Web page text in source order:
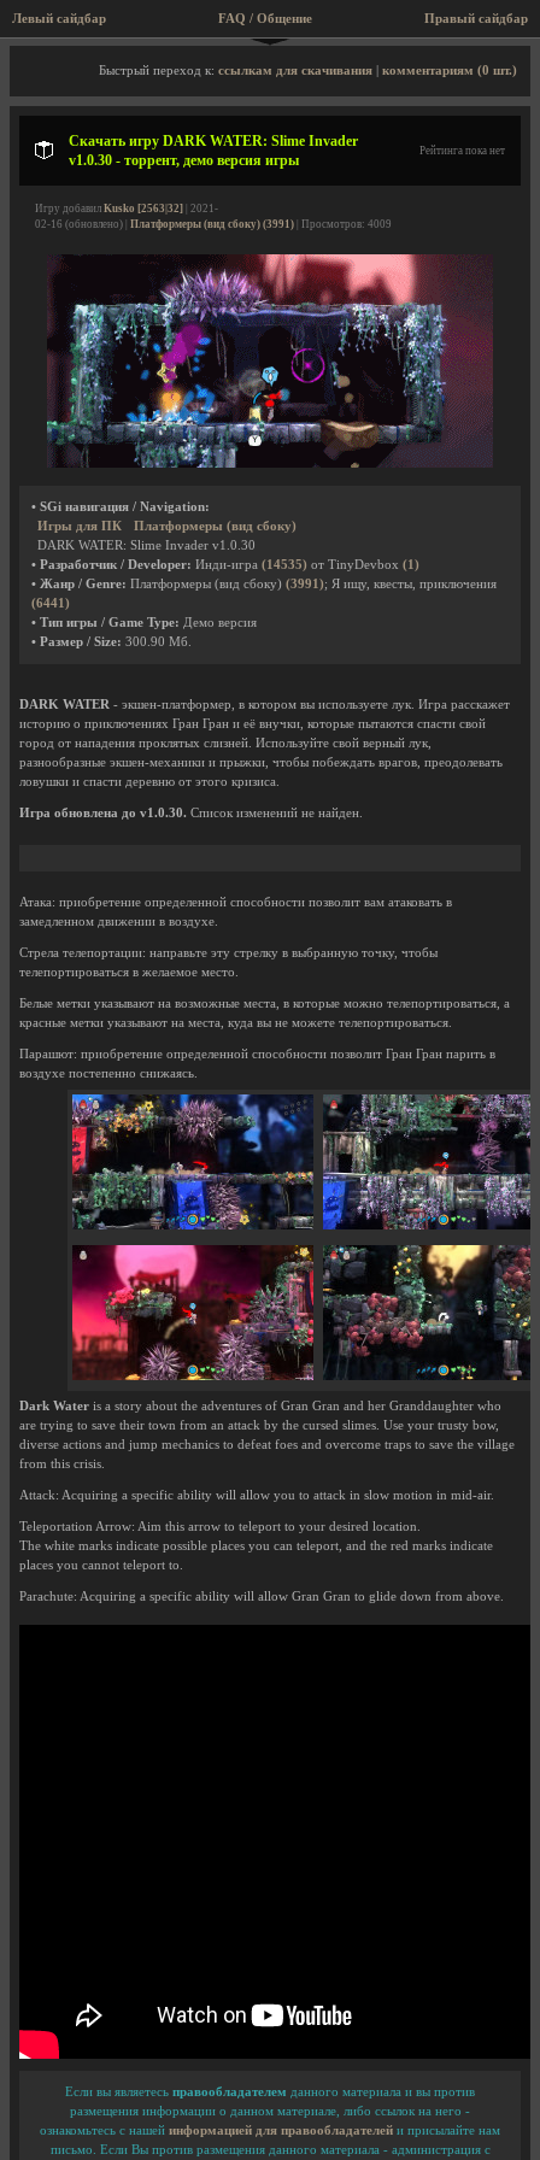
Левый сайдбар Правый сайдбар
FAQ / Общение
Описание игры, торрент, скриншоты, видео
Быстрый переход к: ссылкам для скачивания комментариям (0 шт.)
Скачать игру DARK WATER: Slime Invader
v1.0.30 - торрент, демо версия игры
Рейтинга пока нет
Игру добавил Kusko [2563|32] | 2021-
02-16 (обновлено) | Платформеры (вид сбоку) (3991) | Просмотров: 4009
• SGi навигация / Navigation:
Игры для ПК
Платформеры (вид сбоку)
DARK WATER: Slime Invader v1.0.30
• Разработчик / Developer: Инди-игра (14535) от TinyDevbox (1)
• Жанр / Genre: Платформеры (вид сбоку) (3991); Я ищу, квесты, приключения
(6441)
• Тип игры / Game Type: Демо версия
• Размер / Size: 300.90 Мб.
DARK WATER - экшен-платформер, в котором вы используете лук. Игра расскажет
историю о приключениях Гран Гран и её внучки, которые пытаются спасти свой
город от нападения проклятых слизней. Используйте свой верный лук,
разнообразные экшен-механики и прыжки, чтобы побеждать врагов, преодолевать
ловушки и спасти деревню от этого кризиса.
Игра обновлена до v1.0.30. Список изменений не найден.
Атака: приобретение определенной способности позволит вам атаковать в
замедленном движении в воздухе.
Стрела телепортации: направьте эту стрелку в выбранную точку, чтобы
телепортироваться в желаемое место.
Белые метки указывают на возможные места, в которые можно телепортироваться, а
красные метки указывают на места, куда вы не можете телепортироваться.
Парашют: приобретение определенной способности позволит Гран Гран парить в
воздухе постепенно снижаясь.
Dark Water is a story about the adventures of Gran Gran and her Granddaughter who
are trying to save their town from an attack by the cursed slimes. Use your trusty bow,
diverse actions and jump mechanics to defeat foes and overcome traps to save the village
from this crisis.
Attack: Acquiring a specific ability will allow you to attack in slow motion in mid-air.
Teleportation Arrow: Aim this arrow to teleport to your desired location.
The white marks indicate possible places you can teleport, and the red marks indicate
places you cannot teleport to.
Parachute: Acquiring a specific ability will allow Gran Gran to glide down from above.
Если вы являетесь правообладателем данного материала и вы против
размещения информации о данном материале, либо ссылок на него -
ознакомьтесь с нашей информацией для правообладателей и присылайте нам
письмо. Если Вы против размещения данного материала - администрация с